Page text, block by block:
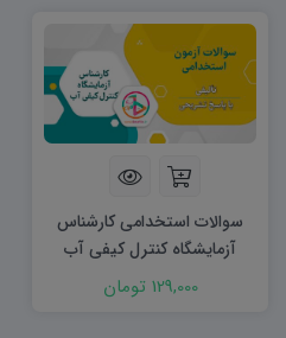
سوالات استخدامی کارشناس
آزمایشگاه کنترل کیفی آب
129,000 تومان